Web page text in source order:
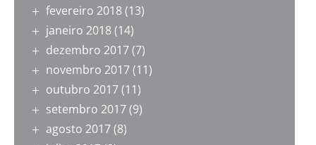
fevereiro 2018(13)
janeiro 2018(14)
dezembro 2017(7)
novembro 2017(11)
outubro 2017(11)
setembro 2017(9)
agosto 2017(8)